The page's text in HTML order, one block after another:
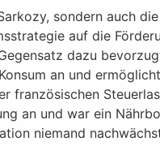
sondern auch
auf die
dazu
an und
französischen
an und war ein
niemand